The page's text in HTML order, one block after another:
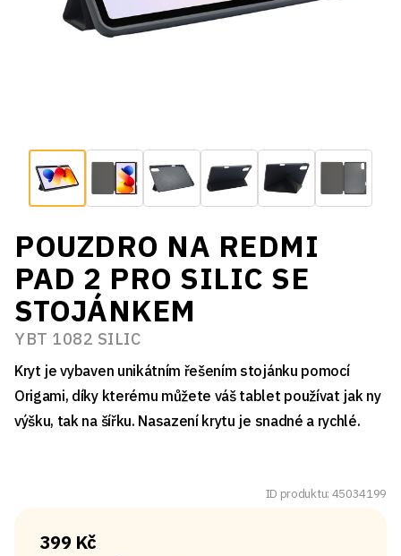
POUZDRO NA REDMI
PAD 2 PRO SILIC SE
STOJÁNKEM
YBT 1082 SILIC
Kryt je vybaven unikátním řešením stojánku pomocí
Origami, díky kterému můžete váš tablet používat jak ny
výšku, tak na šířku. Nasazení krytu je snadné a rychlé.
ID produktu: 45034199
399 Kč